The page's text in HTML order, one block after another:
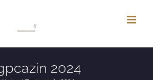
2024